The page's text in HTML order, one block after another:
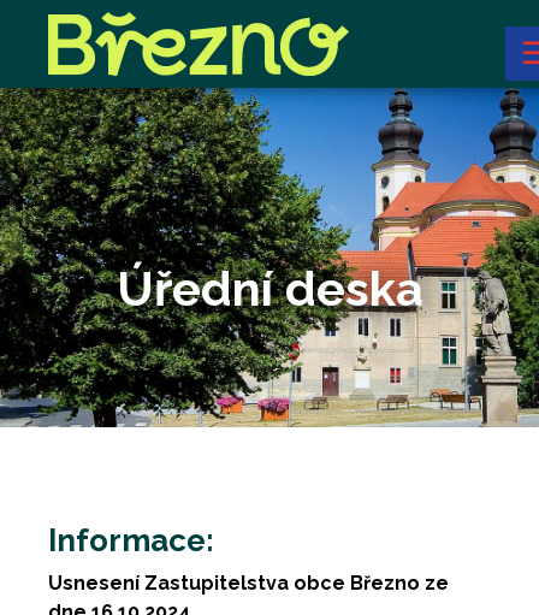
Úřední deska
Informace:
Usnesení Zastupitelstva obce Březno ze